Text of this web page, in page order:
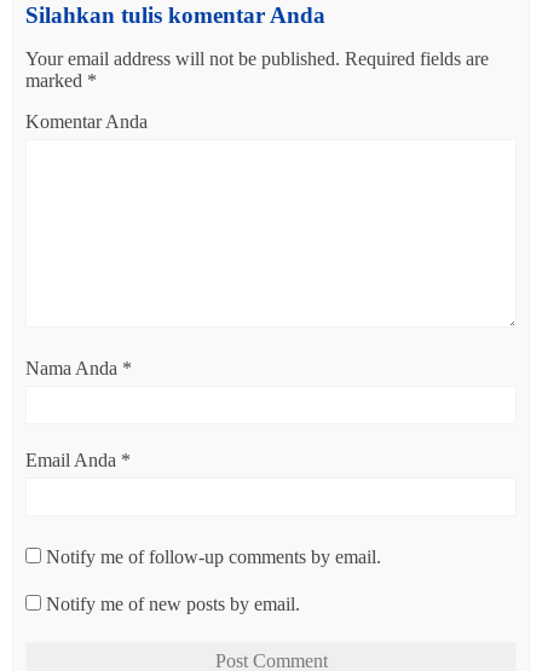
Silahkan tulis komentar Anda
Your email address will not be published. Required fields are
marked *
Komentar Anda
Nama Anda *
Email Anda *
Notify me of follow-up comments by email.
Notify me of new posts by email.